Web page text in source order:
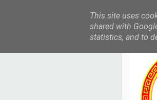
This site uses
shared with
statistics, and to